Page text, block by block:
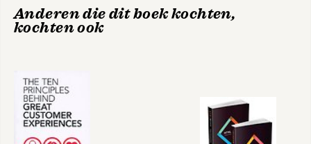
9. De uitvinding van beinvloedingsprofielen
10. Beinvloedingsprofielen in de praktijk
Register
Anderen die dit boek kochten,
kochten ook